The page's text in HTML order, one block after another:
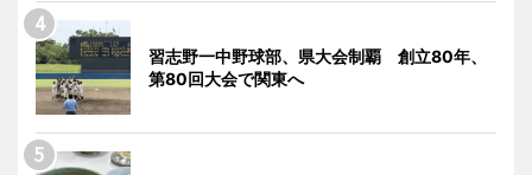
習志野一中野球部、県大会制覇 創立80年、
第80回大会で関東へ